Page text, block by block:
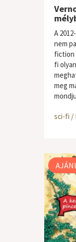
A
nem
fiction
fi
meg
sci-fi /